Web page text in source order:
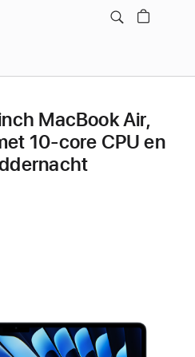
MacBook Air,
10‑core CPU en